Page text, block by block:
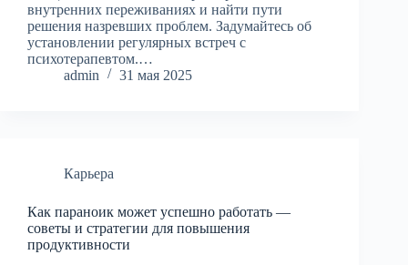
внутренних переживаниях и найти пути
решения назревших проблем. Задумайтесь об
установлении регулярных встреч с
психотерапевтом.…
admin
31 мая 2025
Карьера
Как параноик может успешно работать —
советы и стратегии для повышения
продуктивности